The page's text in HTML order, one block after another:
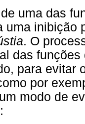
uma das
uma inibição
. O
das
para evitar
por
modo de